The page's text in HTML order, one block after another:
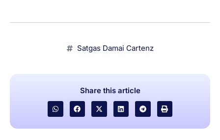
Satgas Damai Cartenz
Share this article